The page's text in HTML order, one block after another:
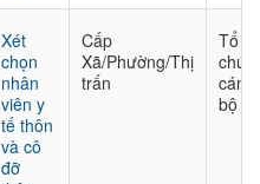
Xét
chọn
nhân
viên y
tế thôn
và cô
đỡ
Cấp
Xã/Phường/Thị
trấn
Tổ
chức
cán
bộ